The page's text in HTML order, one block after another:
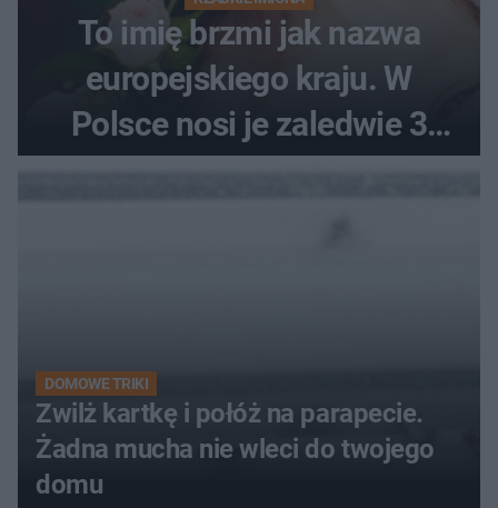
To imię brzmi jak nazwa
europejskiego kraju. W
Polsce nosi je zaledwie 3
kobiety
DOMOWE TRIKI
Zwilż kartkę i połóż na parapecie.
Żadna mucha nie wleci do twojego
domu